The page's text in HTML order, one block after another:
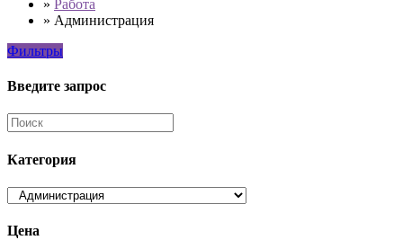
» Работа
» Администрация
Фильтры
Введите запрос
Категория
Цена